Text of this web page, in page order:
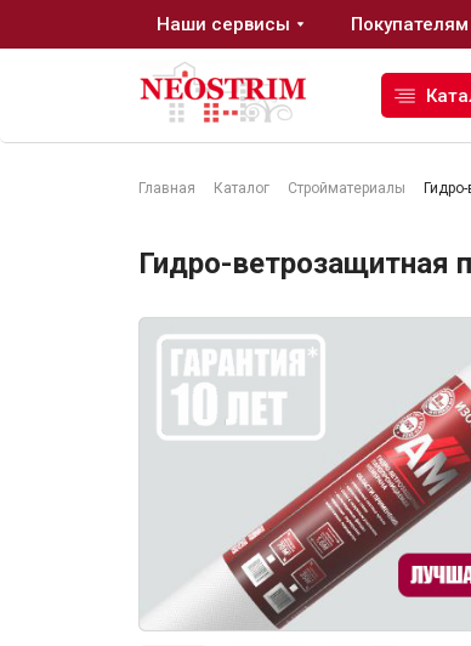
Главная Каталог Стройматериалы
Гидро-ветрозащитная
Наши сервисы Покупателям
Гидроизоляция
Изоляционные материалы
Кровельные материалы
Ещё 2
Электро-